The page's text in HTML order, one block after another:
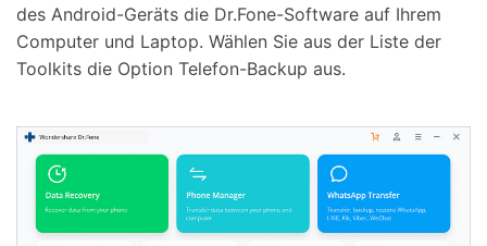
des Android-Geräts die Dr.Fone-Software auf Ihrem
Computer und Laptop. Wählen Sie aus der Liste der
Toolkits die Option Telefon-Backup aus.